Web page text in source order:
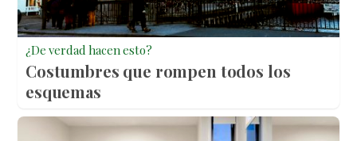
¿De verdad hacen esto?
Costumbres que rompen todos los
esquemas